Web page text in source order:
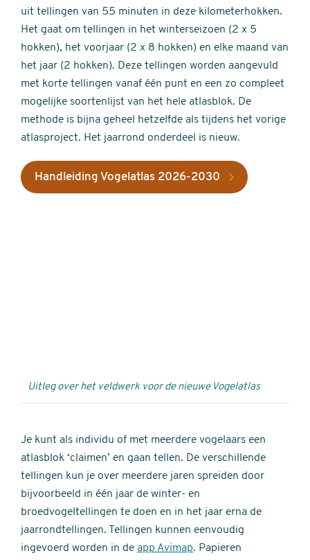
uit tellingen van 55 minuten in deze kilometerhokken.
Het gaat om tellingen in het winterseizoen (2 x 5
hokken), het voorjaar (2 x 8 hokken) en elke maand van
het jaar (2 hokken). Deze tellingen worden aangevuld
met korte tellingen vanaf één punt en een zo compleet
mogelijke soortenlijst van het hele atlasblok. De
methode is bijna geheel hetzelfde als tijdens het vorige
atlasproject. Het jaarrond onderdeel is nieuw.
Handleiding Vogelatlas 2026-2030
Uitleg over het veldwerk voor de nieuwe Vogelatlas
Je kunt als individu of met meerdere vogelaars een
atlasblok ‘claimen’ en gaan tellen. De verschillende
tellingen kun je over meerdere jaren spreiden door
bijvoorbeeld in één jaar de winter- en
broedvogeltellingen te doen en in het jaar erna de
jaarrondtellingen. Tellingen kunnen eenvoudig
ingevoerd worden in de app Avimap. Papieren